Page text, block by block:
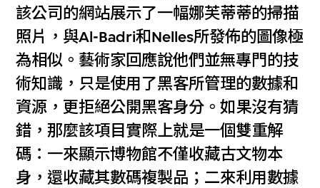
該公司的網站展示了一幅娜芙蒂蒂的掃描
照片，與Al-Badri和Nelles所發佈的圖像極
為相似。藝術家回應說他們並無專門的技
術知識，只是使用了黑客所管理的數據和
資源，更拒絕公開黑客身分。如果沒有猜
錯，那麼該項目實際上就是一個雙重解
碼：一來顯示博物館不僅收藏古文物本
身，還收藏其數碼複製品；二來利用數據